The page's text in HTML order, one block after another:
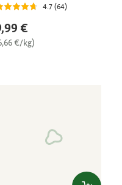
4.7 (64)
€
€/kg)